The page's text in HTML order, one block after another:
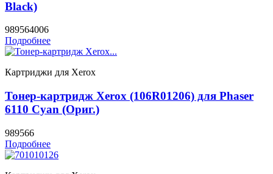
Black)
989564006
Подробнее
Картриджи для Xerox
Тонер-картридж Xerox (106R01206) для Phaser
6110 Cyan (Ориг.)
989566
Подробнее